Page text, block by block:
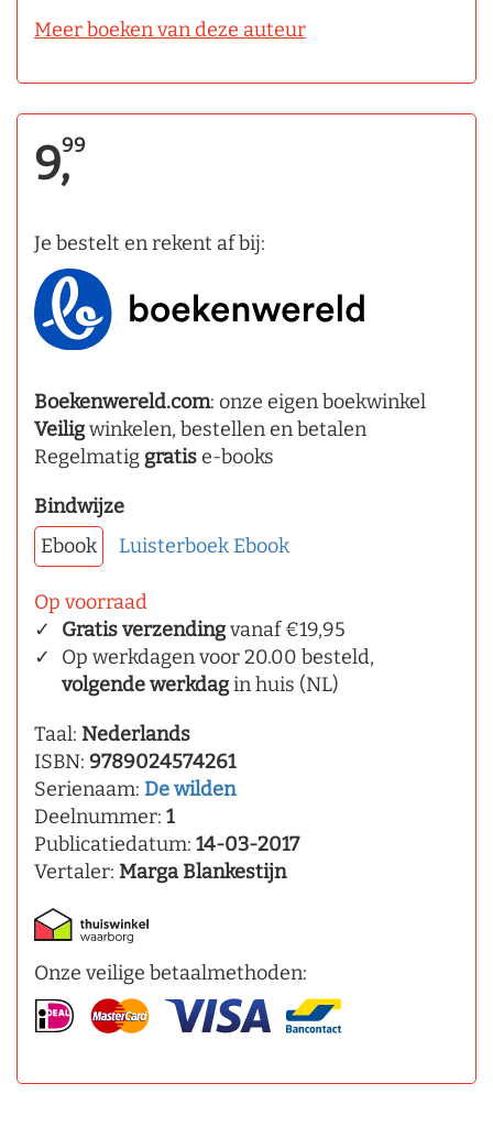
Meer boeken van deze auteur
9,99
Je bestelt en rekent af bij:
Boekenwereld.com: onze eigen boekwinkel
Veiligwinkelen, bestellen en betalen
Regelmatig gratise-books
Bindwijze
Ebook
Luisterboek Ebook
Op voorraad
Gratis verzendingvanaf €19,95
Op werkdagen voor 20.00 besteld,
volgende werkdagin huis (NL)
Taal: Nederlands
ISBN: 9789024574261
Serienaam: De wilden
Deelnummer: 1
Publicatiedatum: 14-03-2017
Vertaler: Marga Blankestijn
Onze veilige betaalmethoden: